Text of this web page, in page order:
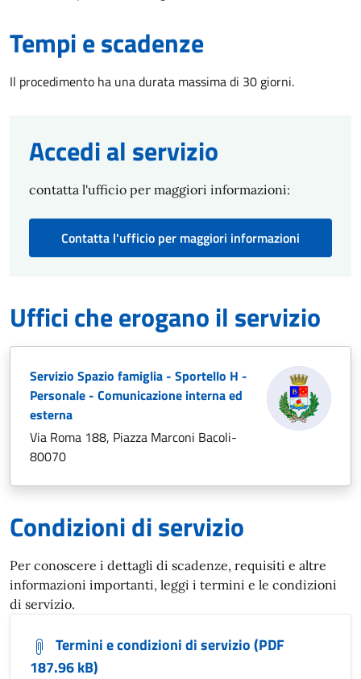
Tempi e scadenze
Il procedimento ha una durata massima di 30 giorni.
Accedi al servizio
contatta l'ufficio per maggiori informazioni:
Contatta l'ufficio per maggiori informazioni
Uffici che erogano il servizio
Servizio Spazio famiglia - Sportello H -
Personale - Comunicazione interna ed
esterna
Via Roma 188, Piazza Marconi Bacoli-
80070
Condizioni di servizio
Per conoscere i dettagli di scadenze, requisiti e altre
informazioni importanti, leggi i termini e le condizioni
di servizio.
Termini e condizioni di servizio (PDF
187.96 kB)